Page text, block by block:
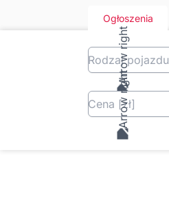
Ogłoszenia
Rodzaj pojazdu
Cena [zł]